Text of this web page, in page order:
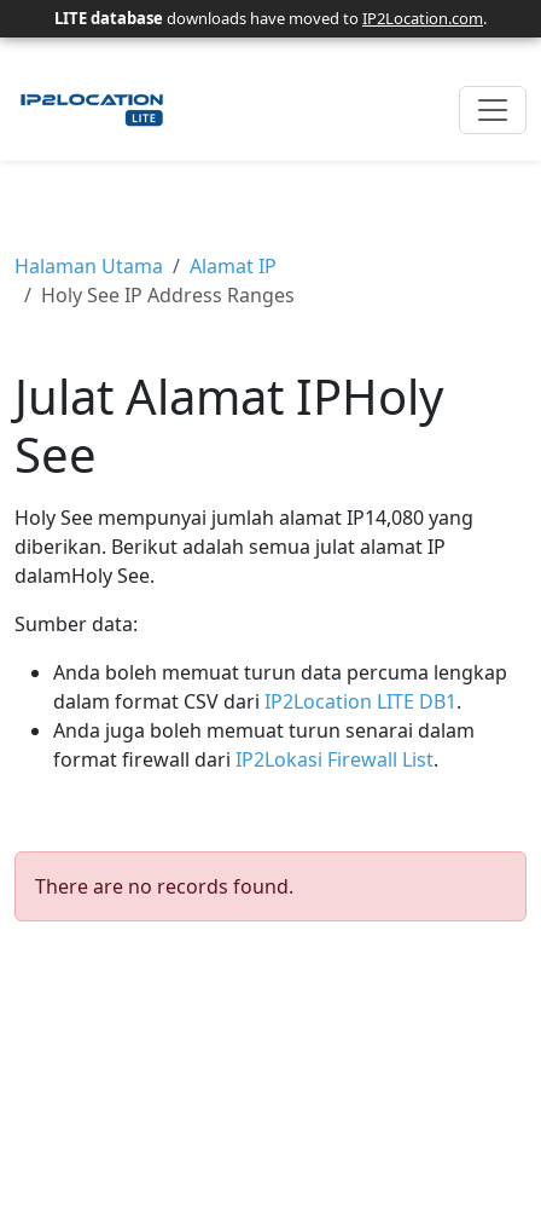
LITE database downloads have moved toIP2Location.com.
Halaman Utama
Alamat IP
Holy See IP Address Ranges
Julat Alamat IPHoly
See
Holy See mempunyai jumlah alamat IP14,080 yang
diberikan. Berikut adalah semua julat alamat IP
dalamHoly See.
Sumber data:
Anda boleh memuat turun data percuma lengkap
dalam format CSV dari IP2Location LITE DB1.
Anda juga boleh memuat turun senarai dalam
format firewall dari IP2Lokasi Firewall List.
There are no records found.